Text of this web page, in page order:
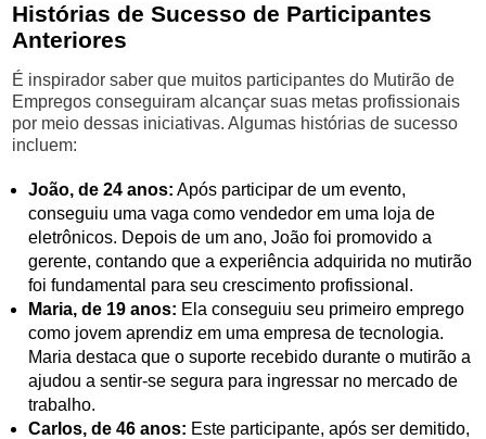
Histórias de Sucesso de Participantes
Anteriores
É inspirador saber que muitos participantes do Mutirão de
Empregos conseguiram alcançar suas metas profissionais
por meio dessas iniciativas. Algumas histórias de sucesso
incluem:
João, de 24 anos: Após participar de um evento,
conseguiu uma vaga como vendedor em uma loja de
eletrônicos. Depois de um ano, João foi promovido a
gerente, contando que a experiência adquirida no mutirão
foi fundamental para seu crescimento profissional.
Maria, de 19 anos: Ela conseguiu seu primeiro emprego
como jovem aprendiz em uma empresa de tecnologia.
Maria destaca que o suporte recebido durante o mutirão a
ajudou a sentir-se segura para ingressar no mercado de
trabalho.
Carlos, de 46 anos: Este participante, após ser demitido,